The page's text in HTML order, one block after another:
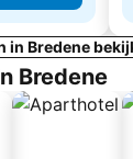
in Bredene
Bredene